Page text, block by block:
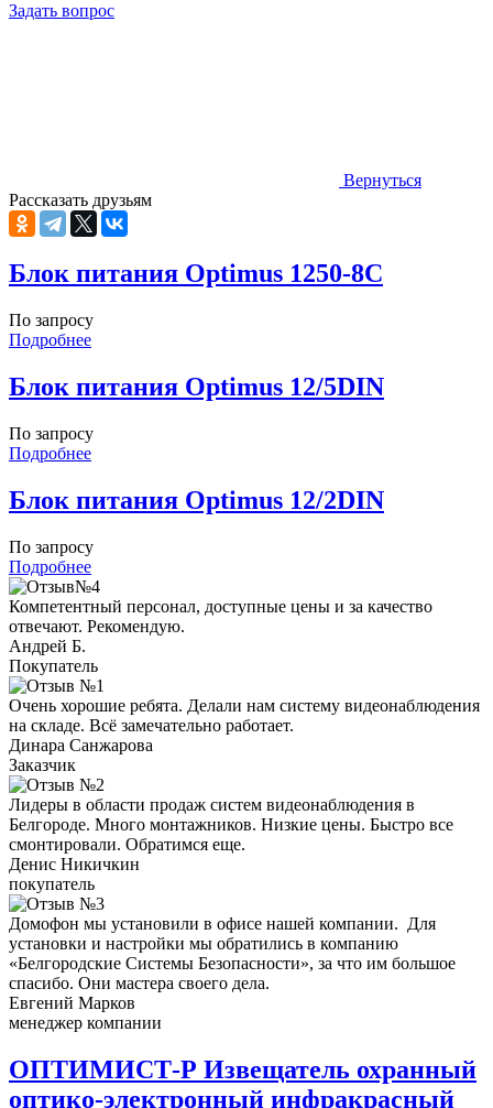
Задать вопрос
Вернуться
Рассказать друзьям
Блок питания Optimus 1250-8C
По запросу
Подробнее
Блок питания Optimus 12/5DIN
По запросу
Подробнее
Блок питания Optimus 12/2DIN
По запросу
Подробнее
Компетентный персонал, доступные цены и за качество
отвечают. Рекомендую.
Андрей Б.
Покупатель
Очень хорошие ребята. Делали нам систему видеонаблюдения
на складе. Всё замечательно работает.
Динара Санжарова
Заказчик
Лидеры в области продаж систем видеонаблюдения в
Белгороде. Много монтажников. Низкие цены. Быстро все
смонтировали. Обратимся еще.
Денис Никичкин
покупатель
Домофон мы установили в офисе нашей компании. Для
установки и настройки мы обратились в компанию
«Белгородские Системы Безопасности», за что им большое
спасибо. Они мастера своего дела.
Евгений Марков
менеджер компании
ОПТИМИСТ-Р Извещатель охранный
оптико-электронный инфракрасный